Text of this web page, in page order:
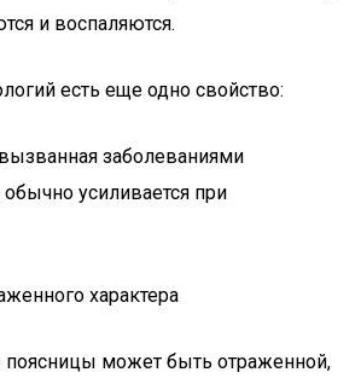
и воспаляются.
есть еще одно свойство:
заболеваниями
усиливается при
характера
может быть отраженной,